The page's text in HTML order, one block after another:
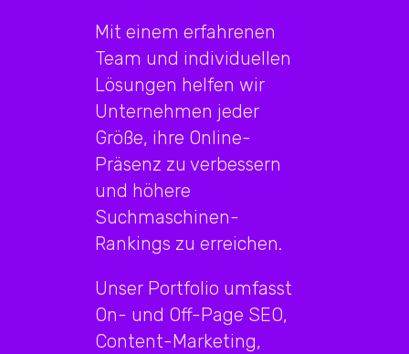
Mit einem erfahrenen
Team und individuellen
Lösungen helfen wir
Unternehmen jeder
Größe, ihre Online-
Präsenz zu verbessern
und höhere
Suchmaschinen-
Rankings zu erreichen.
Unser Portfolio umfasst
On- und Off-Page SEO,
Content-Marketing,